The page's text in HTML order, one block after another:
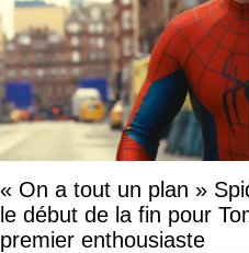
« On a tout un plan »
le début de la fin pour
premier enthousiaste